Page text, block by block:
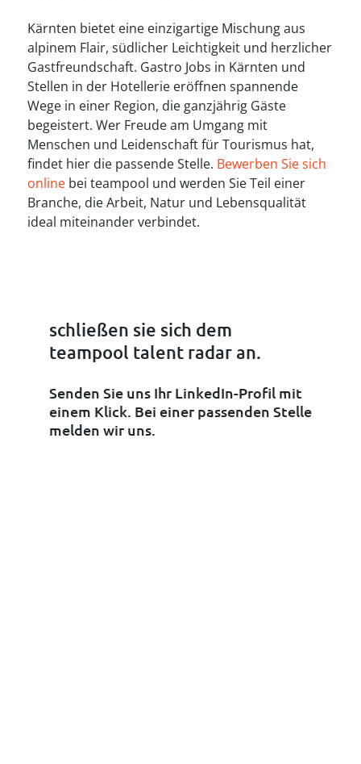
Kärnten bietet eine einzigartige Mischung aus
alpinem Flair, südlicher Leichtigkeit und herzlicher
Gastfreundschaft. Gastro Jobs in Kärnten und
Stellen in der Hotellerie eröffnen spannende
Wege in einer Region, die ganzjährig Gäste
begeistert. Wer Freude am Umgang mit
Menschen und Leidenschaft für Tourismus hat,
findet hier die passende Stelle. Bewerben Sie sich
online bei teampool und werden Sie Teil einer
Branche, die Arbeit, Natur und Lebensqualität
ideal miteinander verbindet.
schließen sie sich dem
teampool talent radar an.
Senden Sie uns Ihr LinkedIn-Profil mit
einem Klick. Bei einer passenden Stelle
melden wir uns.